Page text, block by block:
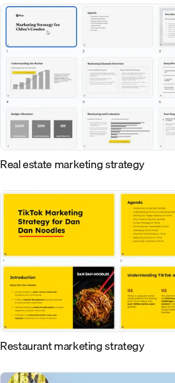
Real estate marketing strategy
Restaurant marketing strategy